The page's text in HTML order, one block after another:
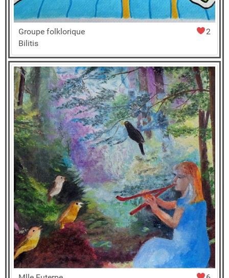
2
Groupe folklorique
Bilitis